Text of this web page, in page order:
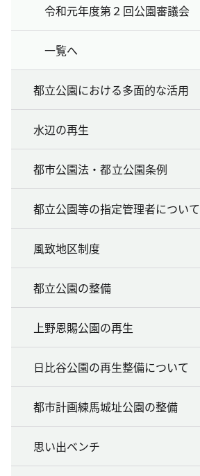
令和元年度第２回公園審議会
一覧へ
都立公園における多面的な活用
水辺の再生
都市公園法・都立公園条例
都立公園等の指定管理者について
風致地区制度
都立公園の整備
上野恩賜公園の再生
日比谷公園の再生整備について
都市計画練馬城址公園の整備
思い出ベンチ